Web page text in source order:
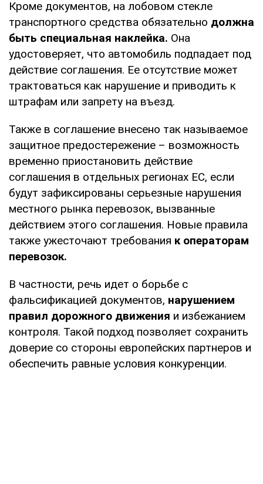
Кроме документов, на лобовом стекле
транспортного средства обязательно должна
быть специальная наклейка. Она
удостоверяет, что автомобиль подпадает под
действие соглашения. Ее отсутствие может
трактоваться как нарушение и приводить к
штрафам или запрету на въезд.
Также в соглашение внесено так называемое
защитное предостережение – возможность
временно приостановить действие
соглашения в отдельных регионах ЕС, если
будут зафиксированы серьезные нарушения
местного рынка перевозок, вызванные
действием этого соглашения. Новые правила
также ужесточают требования к операторам
перевозок.
В частности, речь идет о борьбе с
фальсификацией документов, нарушением
правил дорожного движения и избежанием
контроля. Такой подход позволяет сохранить
доверие со стороны европейских партнеров и
обеспечить равные условия конкуренции.